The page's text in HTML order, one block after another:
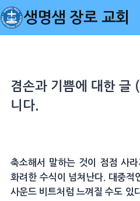
Skip
to
content
생명샘 장로 교회
겸손과 기쁨에 대한 글
니다.
축소해서 말하는 것이 점점 사
화려한 수식이 넘쳐난다. 대중적
사운드 비트처럼 느껴질 수도 있